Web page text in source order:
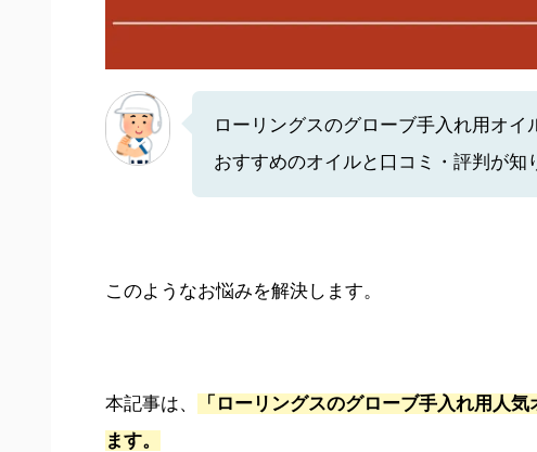
ローリングスのグローブ手入れ用オイ
おすすめのオイルと口コミ・評判が知
このようなお悩みを解決します。
本記事は、
「ローリングスのグローブ手入れ用人
ます。